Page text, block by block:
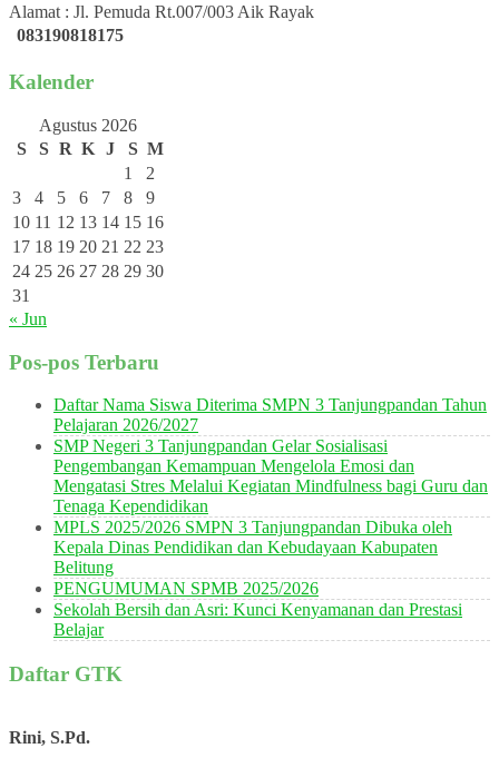
Alamat : Jl. Pemuda Rt.007/003 Aik Rayak
083190818175
Kalender
Agustus 2026
S
S R K J S M
1
2
3
4 5 6 7 8
9
10 11 12 13 14 15 16
17 18 19 20 21 22 23
24 25 26 27 28 29 30
31
« Jun
Pos-pos Terbaru
Daftar Nama Siswa Diterima SMPN 3 Tanjungpandan Tahun
Pelajaran 2026/2027
SMP Negeri 3 Tanjungpandan Gelar Sosialisasi
Pengembangan Kemampuan Mengelola Emosi dan
Mengatasi Stres Melalui Kegiatan Mindfulness bagi Guru dan
Tenaga Kependidikan
MPLS 2025/2026 SMPN 3 Tanjungpandan Dibuka oleh
Kepala Dinas Pendidikan dan Kebudayaan Kabupaten
Belitung
PENGUMUMAN SPMB 2025/2026
Sekolah Bersih dan Asri: Kunci Kenyamanan dan Prestasi
Belajar
Daftar GTK
Rini, S.Pd.